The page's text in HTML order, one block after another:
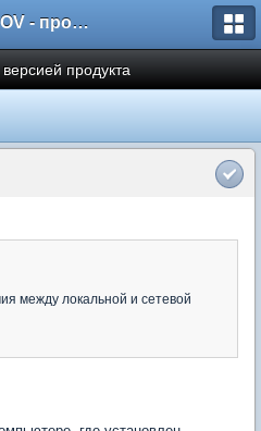
TEPLOOV - программный комплекс для расчёта систем отопления и вентиляции
продукта
между локальной и сетевой